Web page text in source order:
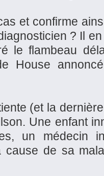
et confirme
? Il en
le flambeau
House
(et la
Une enfant
un médecin
cause de sa